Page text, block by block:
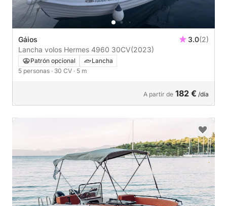
Gáios 3.0(2)
Lancha volos Hermes 4960 30CV(2023)
Patrón opcional
Lancha
5 personas · 30 CV · 5 m
A partir de 182 € /día